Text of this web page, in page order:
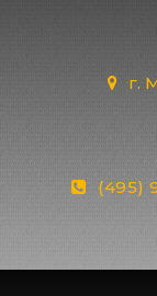
г.
(495)